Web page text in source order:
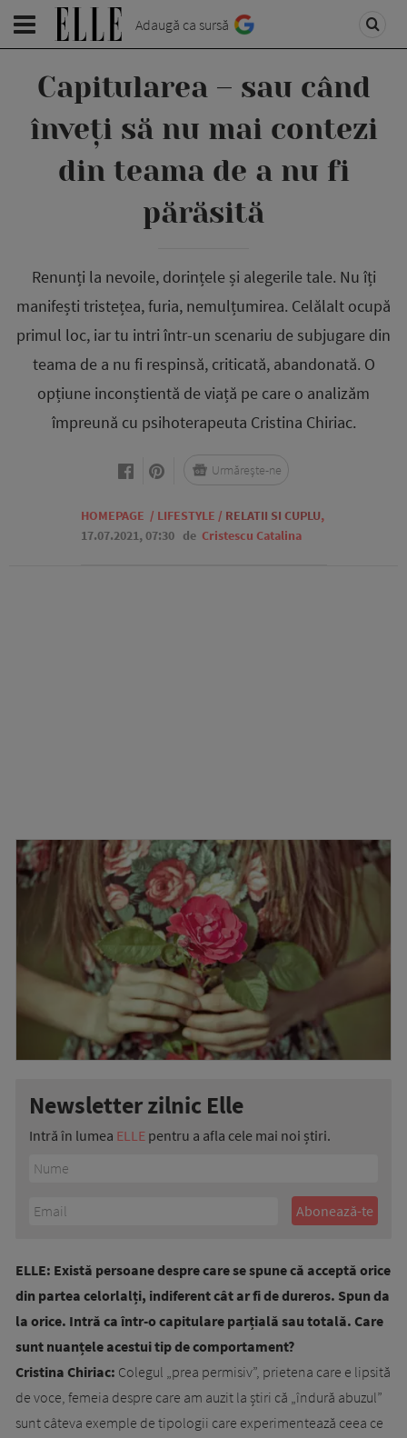
Adaugă ca sursă
Capitularea – sau când
înveți să nu mai contezi
din teama de a nu fi
părăsită
Renunți la nevoile, dorințele și alegerile tale. Nu îți
manifești tristețea, furia, nemulțumirea. Celălalt ocupă
primul loc, iar tu intri într-un scenariu de subjugare din
teama de a nu fi respinsă, criticată, abandonată. O
opțiune inconștientă de viață pe care o analizăm
împreună cu psihoterapeuta Cristina Chiriac.
HOMEPAGE / LIFESTYLE / RELATII SI CUPLU,
17.07.2021, 07:30 de Cristescu Catalina
Urmărește-ne
Newsletter zilnic Elle
Intră în lumea ELLE pentru a afla cele mai noi știri.
ELLE: Există persoane despre care se spune că acceptă orice
din partea celorlalți, indiferent cât ar fi de dureros. Spun da
la orice. Intră ca într-o capitulare parțială sau totală. Care
sunt nuanțele acestui tip de comportament?
Cristina Chiriac: Colegul „prea permisiv”, prietena care e lipsită
de voce, femeia despre care am auzit la știri că „îndură abuzul”
sunt câteva exemple de tipologii care experimentează ceea ce